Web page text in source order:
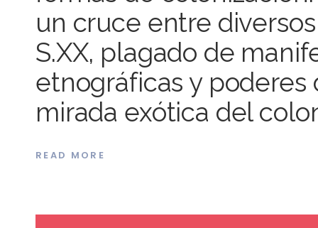
un cruce entre
S.XX, plagado de
etnográficas y
mirada exótica del
READ MORE